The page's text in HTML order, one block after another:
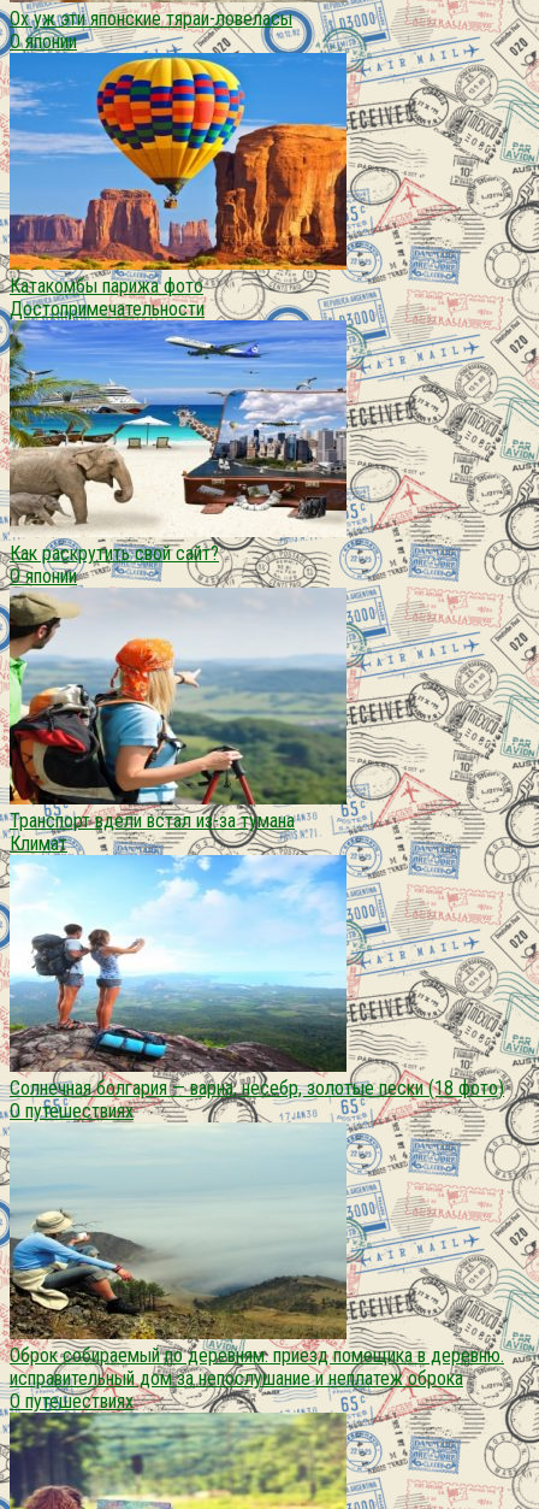
Ох уж эти японские тяраи-ловеласы
О японии
Катакомбы парижа фото
Достопримечательности
Как раскрутить свой сайт?
О японии
Транспорт вдели встал из-за тумана
Климат
Солнечная болгария — варна, несебр, золотые пески (18 фото)
О путешествиях
Оброк собираемый по деревням. приезд помещика в деревню.
исправительный дом за непослушание и неплатеж оброка
О путешествиях